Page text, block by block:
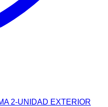
2-UNIDAD EXTERIOR